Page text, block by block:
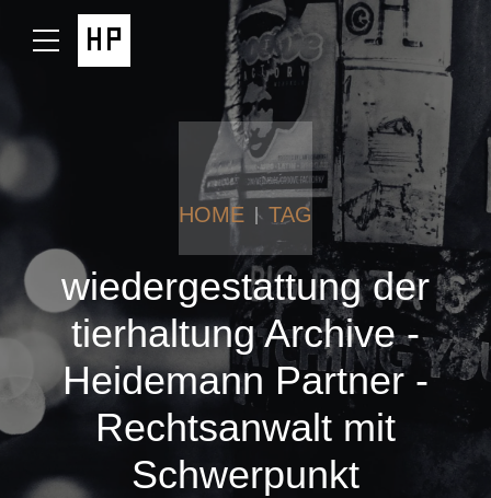
HOME TAG
wiedergestattung der
tierhaltung Archive -
Heidemann Partner -
Rechtsanwalt mit
Schwerpunkt